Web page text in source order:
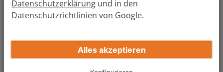
2. Wo du eine kostenlose Bewertung
Datenschutzerklärung und in den
Datenschutzrichtlinien von Google.
Alles akzeptieren